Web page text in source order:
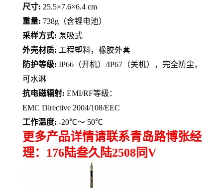
尺寸: 25.5×7.6×6.4 cm
重量: 738g （含锂电池）
采样方式: 泵吸式
外壳材质: 工程塑料，橡胶外套
防护等级: IP66 （开机） /IP67 （关机），完全防尘，
可水淋
抗电磁辐射: EMI/RF等级：
EMC Directive 2004/108/EEC
工作温度: -20℃～ 50℃
更多产品详情请联系青岛路博张经
理：176陆叁久陆2508同V